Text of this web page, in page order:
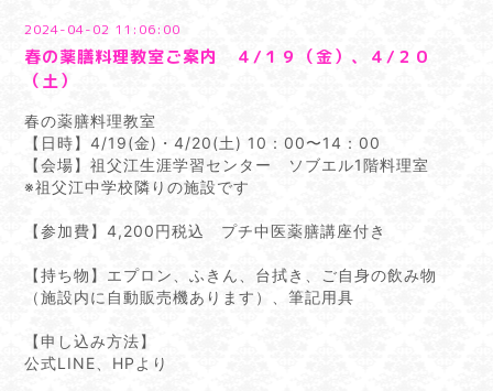
2024-04-02 11:06:00
春の薬膳料理教室ご案内 ４/１９（金）、４/２０
（土）
春の薬膳料理教室
【日時】4/19(金)・4/20(土) 10：00〜14：00
【会場】祖父江生涯学習センター ソブエル1階料理室
※祖父江中学校隣りの施設です
【参加費】4,200円税込 プチ中医薬膳講座付き
【持ち物】エプロン、ふきん、台拭き、ご自身の飲み物
（施設内に自動販売機あります）、筆記用具
【申し込み方法】
公式LINE、HPより